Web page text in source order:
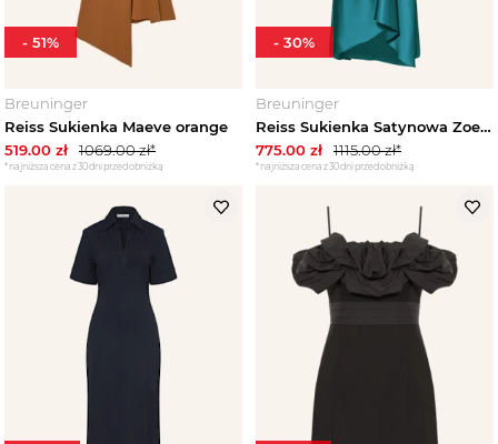
Breuninger
Reiss Sukienka Maeve orange
519.00 zł 1069.00zł*
*najniższa cena z 30 dni przed obniżką
- 51%
Breuninger
Reiss Sukienka Satynowa Zoey blau NIEBIESKI
775.00 zł 1115.00zł*
*najniższa cena z 30 dni przed obniżką
- 30%